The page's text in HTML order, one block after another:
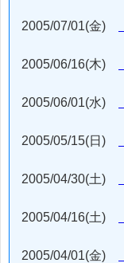
2005/07/01(金)
2005/06/16(木)
2005/06/01(水)
2005/05/15(日)
2005/04/30(土)
2005/04/16(土)
2005/04/01(金)